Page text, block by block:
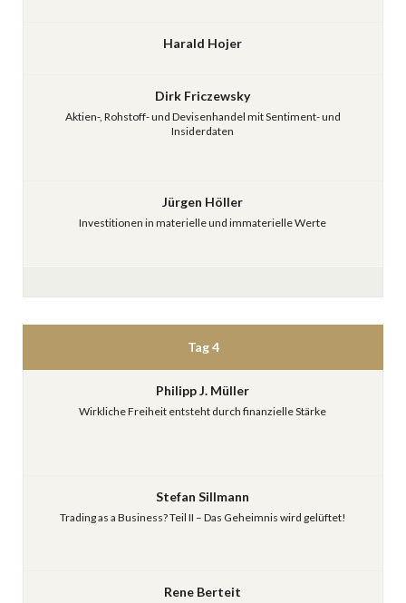
Harald Hojer
Dirk Friczewsky
Aktien-, Rohstoff- und Devisenhandel mit Sentiment- und
Insiderdaten
Jürgen Höller
Investitionen in materielle und immaterielle Werte
Tag 4
Philipp J. Müller
Wirkliche Freiheit entsteht durch finanzielle Stärke
Stefan Sillmann
Trading as a Business? Teil II – Das Geheimnis wird gelüftet!
Rene Berteit